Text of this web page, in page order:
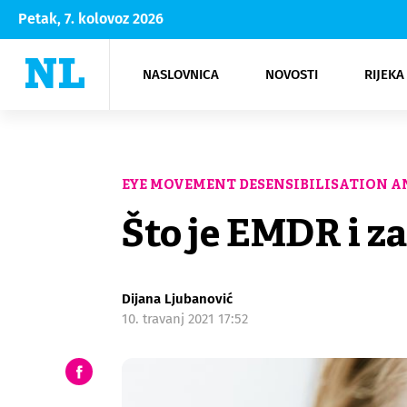
Petak, 7. kolovoz 2026
NASLOVNICA NOVOSTI
Rijeka Opatija
NK
Moda
Kultura
EYE MOVEMENT DESENSIBILISATION
Što je EMDR i
Dijana Ljubanović
10. travanj 2021 17:52